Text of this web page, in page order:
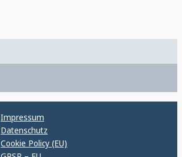
Impressum
Datenschutz
Cookie Policy (EU)